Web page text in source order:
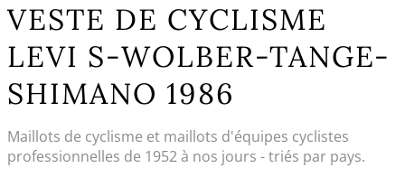
VESTE DE CYCLISME
LEVI S-WOLBER-TANGE-
SHIMANO 1986
Maillots de cyclisme et maillots d'équipes cyclistes
professionnelles de 1952 à nos jours - triés par pays.